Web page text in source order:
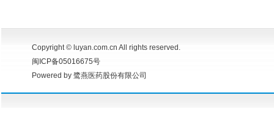
Copyright © luyan.com.cn All rights reserved.
闽ICP备05016675号
Powered by 鹭燕医药股份有限公司